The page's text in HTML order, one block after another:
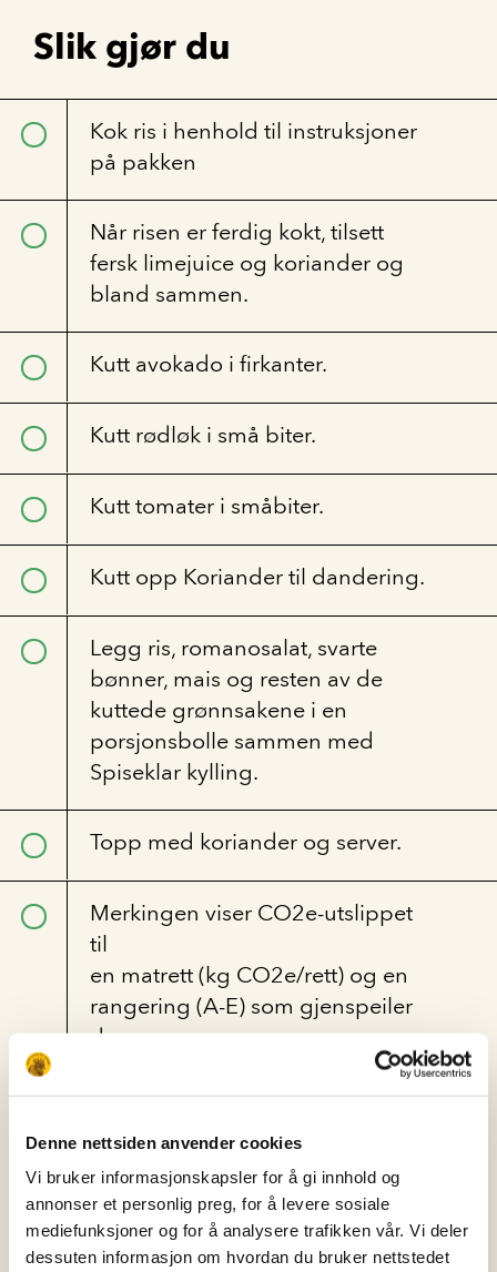
Denne nettsiden anvender cookies
Vi bruker informasjonskapsler for å gi innhold og
annonser et personlig preg, for å levere sosiale
mediefunksjoner og for å analysere trafikken vår. Vi deler
dessuten informasjon om hvordan du bruker nettstedet
Slik gjør du
Kok ris i henhold til instruksjoner
på pakken
Når risen er ferdig kokt, tilsett
fersk limejuice og koriander og
bland sammen.
Kutt avokado i firkanter.
Kutt rødløk i små biter.
Kutt tomater i småbiter.
Kutt opp Koriander til dandering.
Legg ris, romanosalat, svarte
bønner, mais og resten av de
kuttede grønnsakene i en
porsjonsbolle sammen med
Spiseklar kylling.
Topp med koriander og server.
Merkingen viser CO2e-utslippet
til
en matrett (kg CO2e/rett) og en
rangering (A-E) som gjenspeiler
den
CO2e-dataene er
levert av vår bærekraftspartner